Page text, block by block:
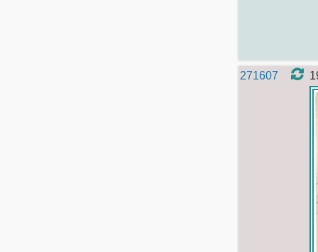
271607